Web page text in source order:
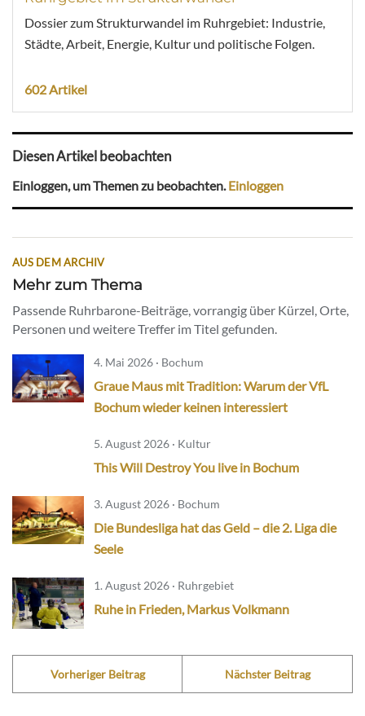
Dossier zum Strukturwandel im Ruhrgebiet: Industrie,
Städte, Arbeit, Energie, Kultur und politische Folgen.
602 Artikel
Diesen Artikel beobachten
Einloggen, um Themen zu beobachten. Einloggen
AUS DEM ARCHIV
Mehr zum Thema
Passende Ruhrbarone-Beiträge, vorrangig über Kürzel, Orte,
Personen und weitere Treffer im Titel gefunden.
4. Mai 2026 · Bochum
Graue Maus mit Tradition: Warum der VfL
Bochum wieder keinen interessiert
5. August 2026 · Kultur
This Will Destroy You live in Bochum
3. August 2026 · Bochum
Die Bundesliga hat das Geld – die 2. Liga die
Seele
1. August 2026 · Ruhrgebiet
Ruhe in Frieden, Markus Volkmann
Vorheriger Beitrag Nächster Beitrag